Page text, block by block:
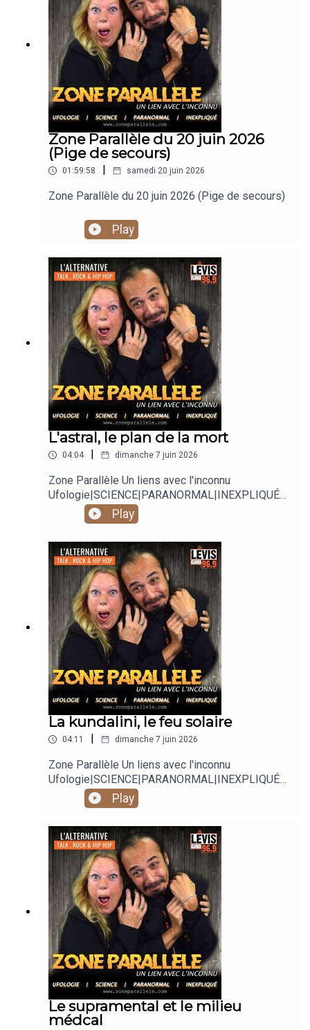
Zone Parallèle du 20 juin 2026
(Pige de secours)
01:59:58 | samedi 20 juin 2026
Zone Parallèle du 20 juin 2026 (Pige de secours)
Play
L'astral, le plan de la mort
04:04 | dimanche 7 juin 2026
Zone Parallèle Un liens avec l'inconnu
Ufologie|SCIENCE|PARANORMAL|INEXPLIQUÉ
Animé par Carole Lauzé, SteveZ
https://www.facebook.com/zoneparallele
https://www.facebook.com/SteveZ582
https://www.zoneparallele.com/
https://twitter.com/zoneparallele
https://www.youtube.com/@zoneparallele
Play
La kundalini, le feu solaire
04:11 dimanche 7 juin 2026
Zone Parallèle Un liens avec l'inconnu
Ufologie|SCIENCE|PARANORMAL|INEXPLIQUÉ
Animé par Carole Lauzé, SteveZ
https://www.facebook.com/zoneparallele
https://www.facebook.com/SteveZ582
https://www.zoneparallele.com/
https://twitter.com/zoneparallele
https://www.youtube.com/@zoneparallele
Play
Le supramental et le milieu
médcal